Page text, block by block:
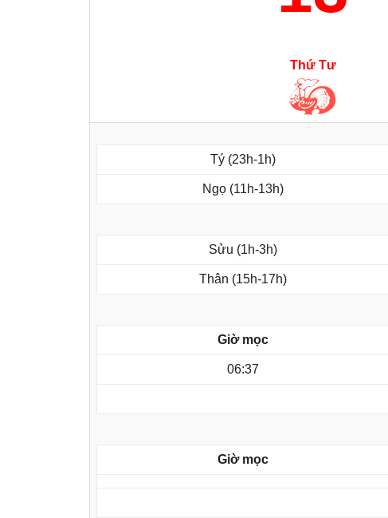
Thứ Tư
Tý (23h-1h)
Ngọ (11h-13h)
Sửu (1h-3h)
Thân (15h-17h)
Giờ mọc
06:37
Giờ mọc